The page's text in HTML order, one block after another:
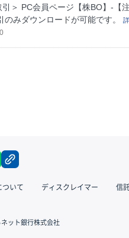
＞ PC会員ページ【株BO】-【
みダウンロードが可能です。
facebook
ついて ディスクレイマー 信
ネット銀行株式会社